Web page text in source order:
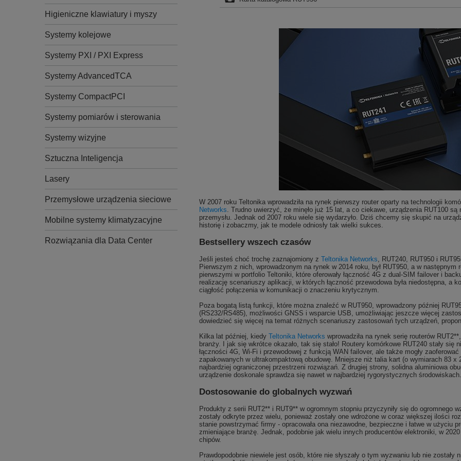
Higieniczne klawiatury i myszy
Systemy kolejowe
Systemy PXI / PXI Express
Systemy AdvancedTCA
Systemy CompactPCI
Systemy pomiarów i sterowania
Systemy wizyjne
Sztuczna Inteligencja
Lasery
Przemysłowe urządzenia sieciowe
Mobilne systemy klimatyzacyjne
Rozwiązania dla Data Center
W 2007 roku Teltonika wprowadziła na rynek pierwszy router oparty na technologii
Networks. Trudno uwierzyć, że minęło już 15 lat, a co ciekawe, urządzenia RUT100
przemysłu. Jednak od 2007 roku wiele się wydarzyło. Dziś chcemy się skupić na
historię i zobaczmy, jak te modele odniosły tak wielki sukces.
Bestsellery wszech czasów
Jeśli jesteś choć trochę zaznajomiony z Teltonika Networks, RUT240, RUT950 i
Pierwszym z nich, wprowadzonym na rynek w 2014 roku, był RUT950, a w następnym
pierwszymi w portfolio Teltoniki, które oferowały łączność 4G z dual-SIM failover i
realizację scenariuszy aplikacji, w których łączność przewodowa była niedostępna, a
ciągłość połączenia w komunikacji o znaczeniu krytycznym.
Poza bogatą listą funkcji, które można znaleźć w RUT950, wprowadzony później
(RS232/RS485), możliwości GNSS i wsparcie USB, umożliwiając jeszcze więcej
dowiedzieć się więcej na temat różnych scenariuszy zastosowań tych urządzeń,
Kilka lat później, kiedy Teltonika Networks wprowadziła na rynek serię routerów
branży. I jak się wkrótce okazało, tak się stało! Routery komórkowe RUT240 stały się
łączności 4G, Wi-Fi i przewodowej z funkcją WAN failover, ale także mogły
zapakowanych w ultrakompaktową obudowę. Mniejsze niż talia kart (o wymiarach 83
najbardziej ograniczonej przestrzeni rozwiązań. Z drugiej strony, solidna aluminiowa
urządzenie doskonale sprawdza się nawet w najbardziej rygorystycznych środowiskach.
Dostosowanie do globalnych wyzwań
Produkty z serii RUT2** i RUT9** w ogromnym stopniu przyczyniły się do ogromnego
zostały odkryte przez wielu, ponieważ zostały one wdrożone w coraz większej ilości
stanie powstrzymać firmy - opracowała ona niezawodne, bezpieczne i łatwe w użyciu
zmieniające branżę. Jednak, podobnie jak wielu innych producentów elektroniki, w
chipów.
Prawdopodobnie niewiele jest osób, które nie słyszały o tym wyzwaniu lub nie